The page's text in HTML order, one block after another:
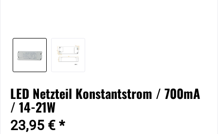
LED Netzteil Konstantstrom / 700mA
/ 14-21W
23,95 € *